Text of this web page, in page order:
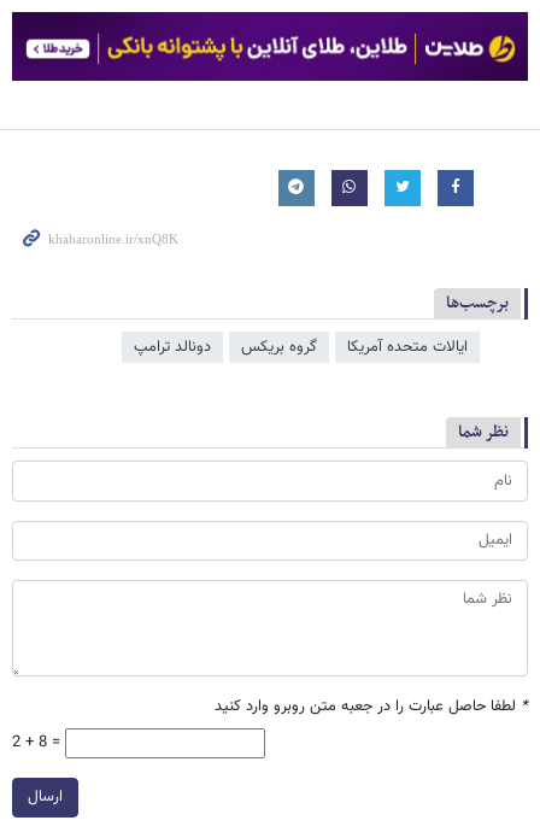
برچسب‌ها
ایالات متحده آمریکا گروه بریکس دونالد ترامپ
نظر شما
* لطفا حاصل عبارت را در جعبه متن روبرو وارد کنید
2 + 8 =
ارسال